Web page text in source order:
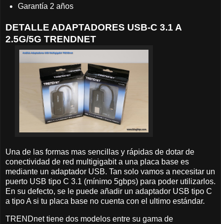
Garantía 2 años
DETALLE ADAPTADORES USB-C 3.1 A
2.5G/5G TRENDNET
Una de las formas mas sencillas y rápidas de dotar de
conectividad de red multigigabit a una placa base es
mediante un adaptador USB. Tan solo vamos a necesitar un
puerto USB tipo C 3.1 (mínimo 5gbps) para poder utilizarlos.
En su defecto, se le puede añadir un adaptador USB tipo C
a tipo A si tu placa base no cuenta con el ultimo estándar.
TRENDnet tiene dos modelos entre su gama de